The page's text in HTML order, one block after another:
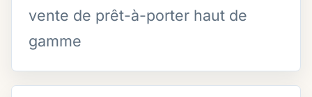
vente de prêt-à-porter haut de
gamme